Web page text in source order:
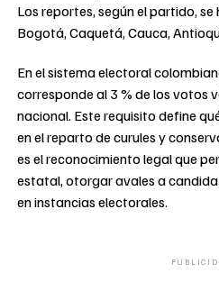
Los reportes, según el partido,
Bogotá, Caquetá, Cauca,
En el sistema electoral
corresponde al 3 % de los votos
nacional. Este requisito define
en el reparto de curules y
es el reconocimiento legal que
estatal, otorgar avales a
en instancias electorales.